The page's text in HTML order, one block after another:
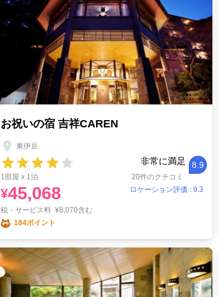
お祝いの宿 吉祥CAREN
東伊豆
非常に満足 8.9
1部屋 x 1泊
20件のクチコミ
ロケーション評価 : 9.3
¥45,068
税・サービス料 ¥8,070含む
184ポイント